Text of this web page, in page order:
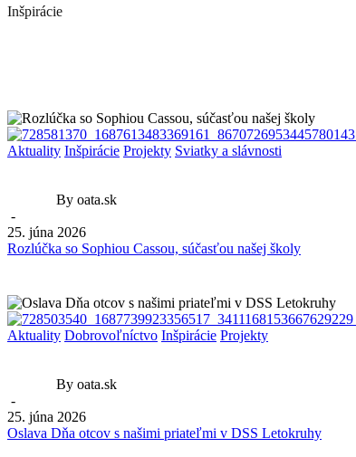
Inšpirácie
Aktuality Inšpirácie Projekty Sviatky a slávnosti
By oata.sk
-
25. júna 2026
Rozlúčka so Sophiou Cassou, súčasťou našej školy
Aktuality Dobrovoľníctvo Inšpirácie Projekty
By oata.sk
-
25. júna 2026
Oslava Dňa otcov s našimi priateľmi v DSS Letokruhy